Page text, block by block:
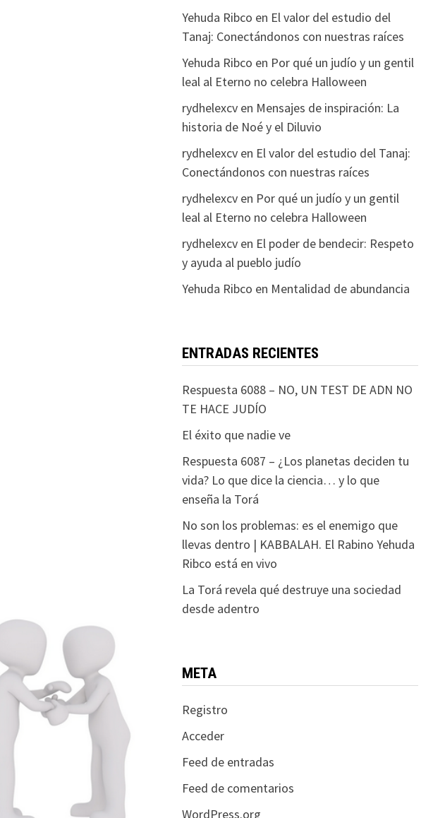
Yehuda Ribco en El valor del estudio del
Tanaj: Conectándonos con nuestras raíces
Yehuda Ribco en Por qué un judío y un gentil
leal al Eterno no celebra Halloween
rydhelexcven Mensajes de inspiración: La
historia de Noé y el Diluvio
rydhelexcven El valor del estudio del Tanaj:
Conectándonos con nuestras raíces
rydhelexcven Por qué un judío y un gentil
leal al Eterno no celebra Halloween
rydhelexcven El poder de bendecir: Respeto
y ayuda al pueblo judío
Yehuda Ribco en Mentalidad de abundancia
ENTRADAS RECIENTES
Respuesta 6088 – NO, UN TEST DE ADN NO
TE HACE JUDÍO
El éxito que nadie ve
Respuesta 6087 – ¿Los planetas deciden tu
vida? Lo que dice la ciencia… y lo que
enseña la Torá
No son los problemas: es el enemigo que
llevas dentro | KABBALAH. El Rabino Yehuda
Ribco está en vivo
La Torá revela qué destruye una sociedad
desde adentro
META
Registro
Acceder
Feed de entradas
Feed de comentarios
WordPress.org